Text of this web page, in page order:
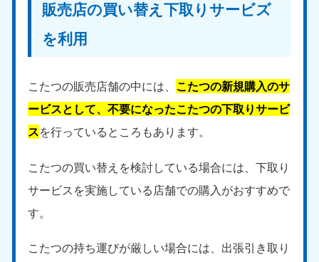
販売店の買い替え下取りサービズ
を利用
こたつの販売店舗の中には、 こたつの新規購入のサ
ービスとして、不要になったこたつの下取りサービ
スを行っているところもあります。
こたつの買い替えを検討している場合には、下取り
サービスを実施している店舗での購入がおすすめで
す。
こたつの持ち運びが厳しい場合には、出張引き取り